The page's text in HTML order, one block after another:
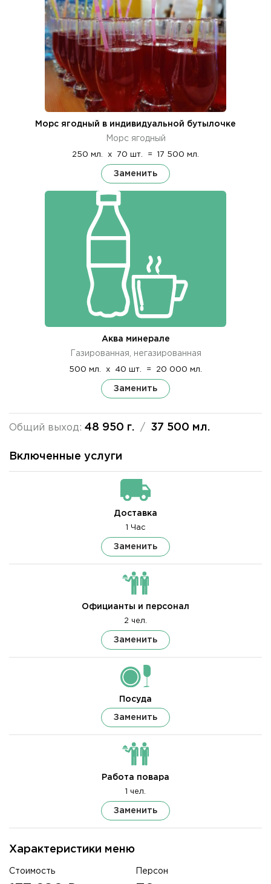
Характеристики меню
Стоимость Персон
Морс ягодный в индивидуальной бутылочке
Морс ягодный
250 мл. x 70 шт. = 17 500 мл.
Заменить
Аква минерале
Газированная, негазированная
500 мл. x 40 шт. = 20 000 мл.
Заменить
Общий выход: 48 950 г. / 37 500 мл.
Включенные услуги
Доставка
1 Час
Заменить
Официанты и персонал
2 чел.
Заменить
Посуда
Заменить
Работа повара
1 чел.
Заменить